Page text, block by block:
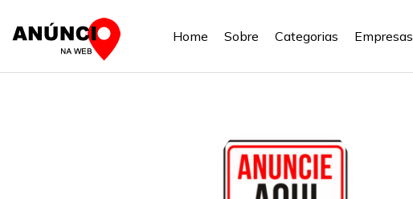
Home Sobre Categorias Empresas